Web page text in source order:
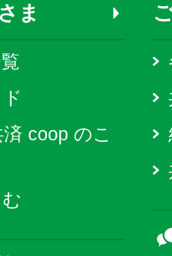
ま
coop のこ